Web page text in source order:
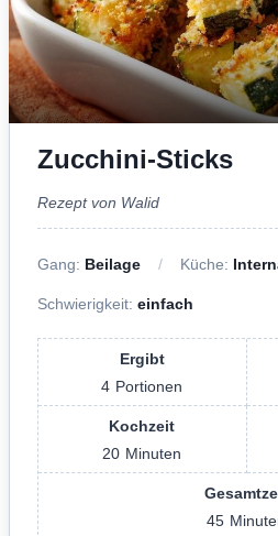
Zucchini-Sticks
Rezept von Walid
Gang: Beilage Küche:
Schwierigkeit: einfach
Ergibt
4 Portionen
Kochzeit
20 Minuten
45